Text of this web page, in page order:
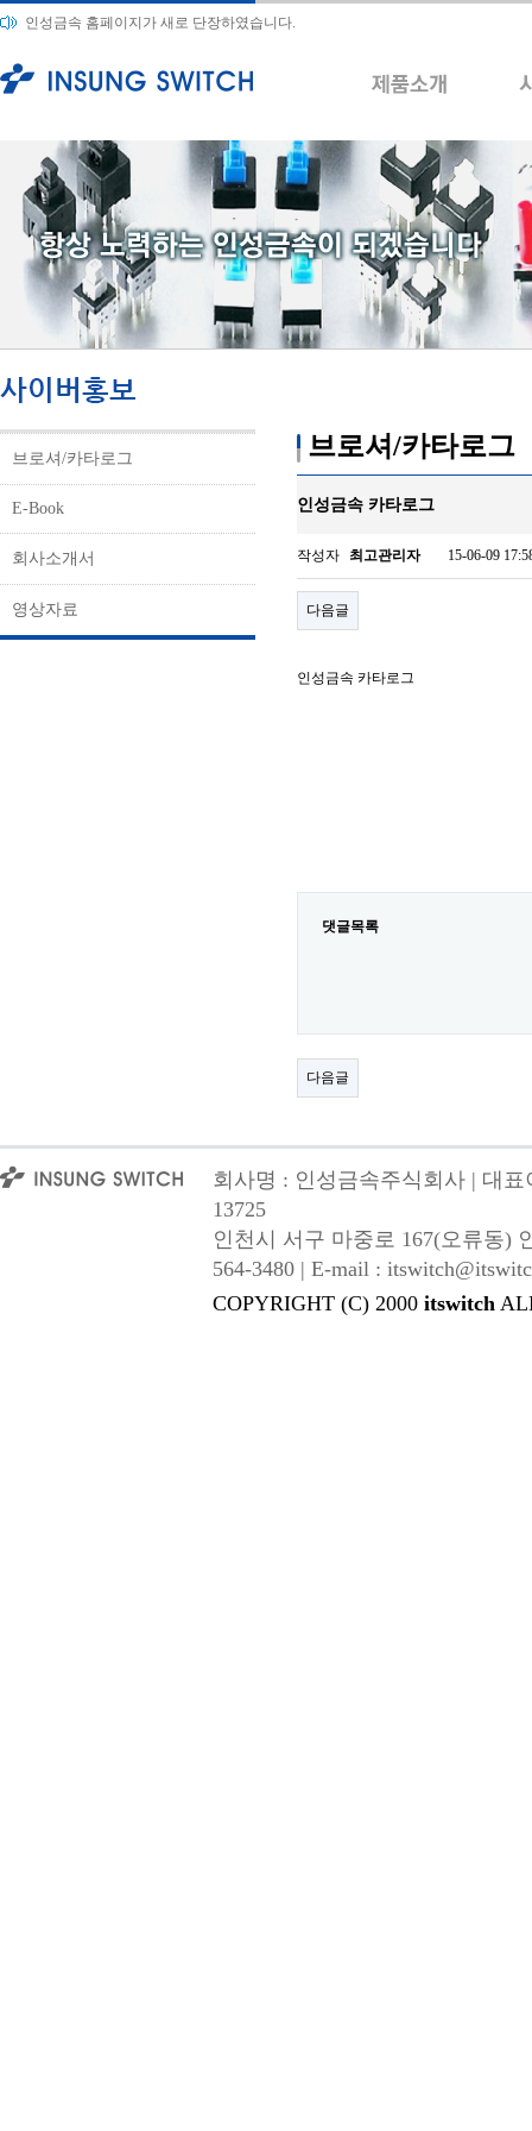
인성금속 홈페이지가 새로 단장하였습니다.
브로셔/카타로그
E-Book
회사소개서
영상자료
브로셔/카타로그
인성금속 카타로그
작성자 최고관리자 15-06-09
다음글
인성금속 카타로그
댓글목록
다음글
회사명 : 인성금속주식회사 | 대
13725
인천시 서구 마중로 167(오류동)
564-3480 | E-mail :
COPYRIGHT (C) 2000 itswitch